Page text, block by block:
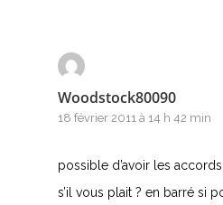
Woodstock80090
18 février 2011 à 14 h 42 min
possible d’avoir les
s’il vous plait ? en barré si